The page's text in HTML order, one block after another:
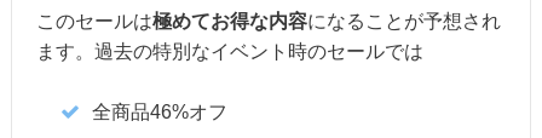
このセールは極めてお得な内容になることが予想され
ます。過去の特別なイベント時のセールでは
全商品46%オフ